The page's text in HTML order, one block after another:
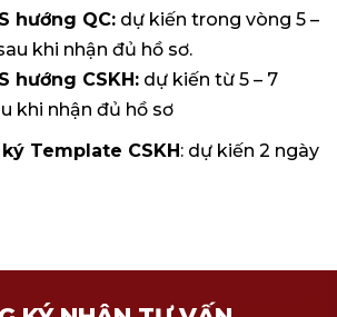
hướng QC: dự kiến trong vòng 5 –
khi nhận đủ hồ sơ.
hướng CSKH: dự kiến từ 5 – 7
khi nhận đủ hồ sơ
Template CSKH: dự kiến 2 ngày